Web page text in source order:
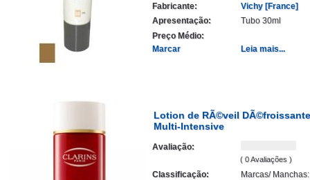
Fabricante:
Vichy [France]
Apresentação:
Tubo 30ml
Preço Médio:
Marcar
Leia mais...
Lotion de RÃ©veil DÃ©froissante
Multi-Intensive
Avaliação:
( 0 Avaliações )
Classificação:
Marcas/ Manchas: